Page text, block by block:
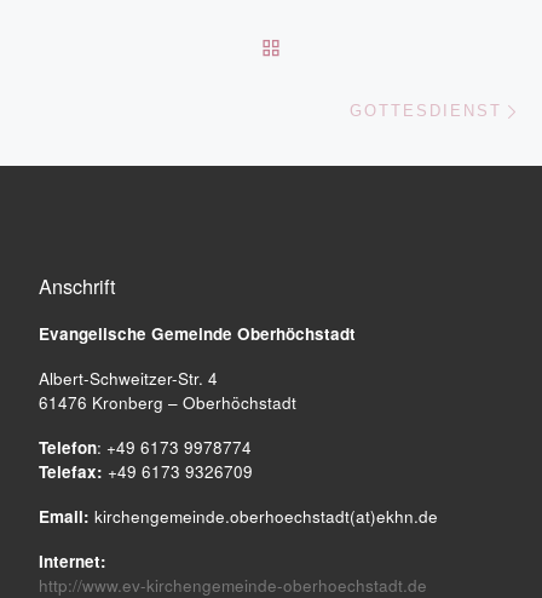
GOTTESDIENST
Anschrift
Evangelische Gemeinde Oberhöchstadt
Albert-Schweitzer-Str. 4
61476 Kronberg – Oberhöchstadt
Telefon: +49 6173 9978774
Telefax: +49 6173 9326709
Email: kirchengemeinde.oberhoechstadt(at)ekhn.de
Internet:
http://www.ev-kirchengemeinde-oberhoechstadt.de